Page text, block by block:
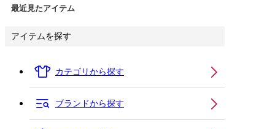
最近見たアイテム
アイテムを探す
カテゴリから探す
ブランドから探す